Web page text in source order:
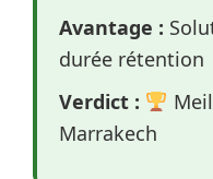
Avantage :
durée rétention
Verdict :
Marrakech